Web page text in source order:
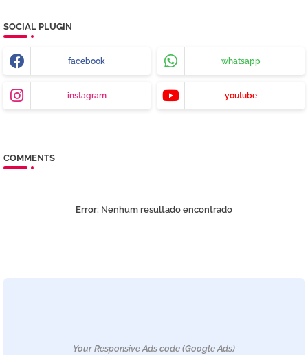
SOCIAL PLUGIN
facebook whatsapp
instagram youtube
COMMENTS
Error: Nenhum resultado encontrado
Your Responsive Ads code (Google Ads)